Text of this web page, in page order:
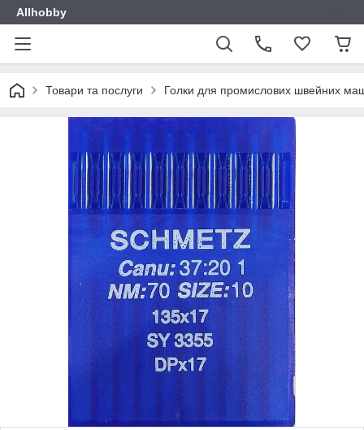
Allhobby
Товари та послуги Голки для промислових швейних